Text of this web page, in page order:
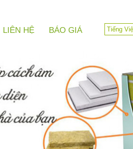
LIÊN HỆ BÁO GIÁ